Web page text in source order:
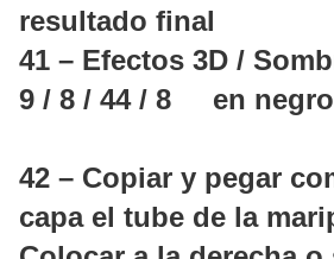
resultado final
41 – Efectos 3D /
9 / 8 / 44 / 8 en negro
42 – Copiar y pegar
capa el tube de la